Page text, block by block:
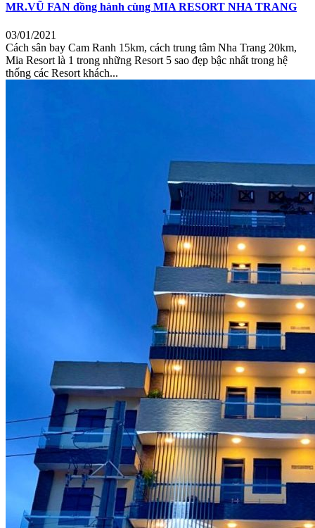
MR.VŨ FAN đồng hành cùng MIA RESORT NHA TRANG
03/01/2021
Cách sân bay Cam Ranh 15km, cách trung tâm Nha Trang 20km,
Mia Resort là 1 trong những Resort 5 sao đẹp bậc nhất trong hệ
thống các Resort khách...